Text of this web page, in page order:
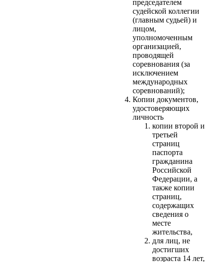
председателем
судейской коллегии
(главным судьей) и
лицом,
уполномоченным
организацией,
проводящей
соревнования (за
исключением
международных
соревнований);
Копии документов,
удостоверяющих
личность
копии второй и
третьей
страниц
паспорта
гражданина
Российской
Федерации, а
также копии
страниц,
содержащих
сведения о
месте
жительства,
для лиц, не
достигших
возраста 14 лет,